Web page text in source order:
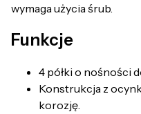
wymaga użycia śrub.
Funkcje
4 półki o nośności
Konstrukcja z
korozję.